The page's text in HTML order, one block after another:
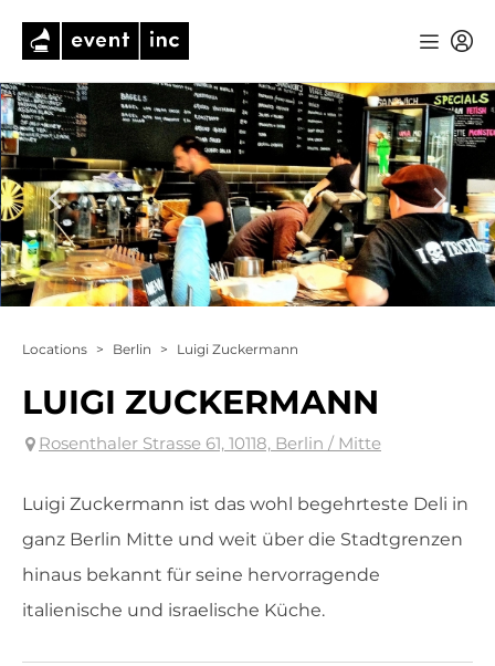
Locations > Berlin > Luigi Zuckermann
LUIGI ZUCKERMANN
Rosenthaler Strasse 61, 10118, Berlin / Mitte
Luigi Zuckermann ist das wohl begehrteste Deli in
ganz Berlin Mitte und weit über die Stadtgrenzen
hinaus bekannt für seine hervorragende
italienische und israelische Küche.